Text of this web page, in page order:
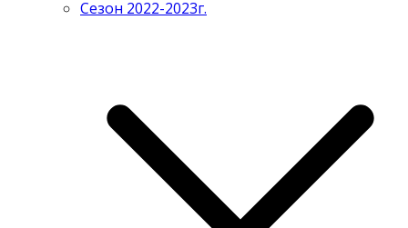
Сезон 2022-2023г.